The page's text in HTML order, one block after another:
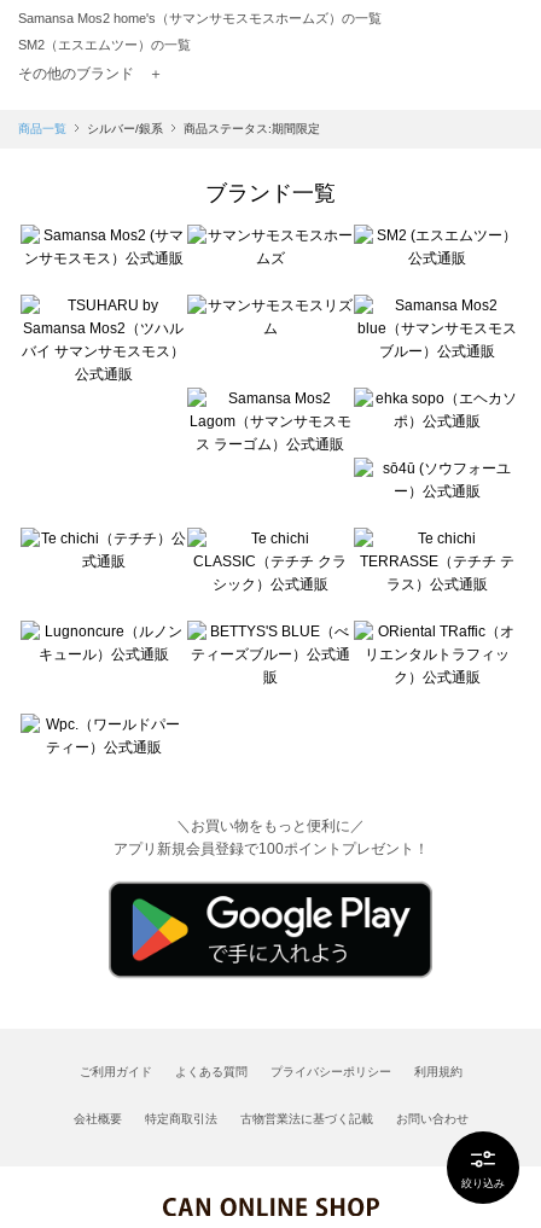
絞り込み
Samansa Mos2 home's（サマンサモスモスホームズ）の一覧
SM2（エスエムツー）の一覧
TSUHARU by Samansa Mos2（ツハルバイサマンサモスモス）の一覧
Samansa Mos2 blue（サマンサモスモス ブルー）の一覧
Te chichi（テチチ）の一覧
Te chichi CLASSIC（テチチ クラシック）の一覧
Lugnoncure（ルノンキュール）の一覧
BETTY'S BLUE（べティーズブルー）の一覧
Wpc.（ワールドパーティー）の一覧
その他のブランド ＋
商品一覧 シルバー/銀系 商品ステータス:期間限定
ブランド一覧
＼お買い物をもっと便利に／
アプリ新規会員登録で100ポイントプレゼント！
ご利用ガイド よくある質問 プライバシーポリシー 利用規約
会社概要 特定商取引法 古物営業法に基づく記載 お問い合わせ